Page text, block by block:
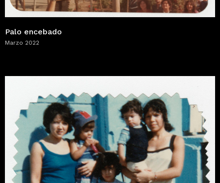
Palo encebado
Marzo 2022